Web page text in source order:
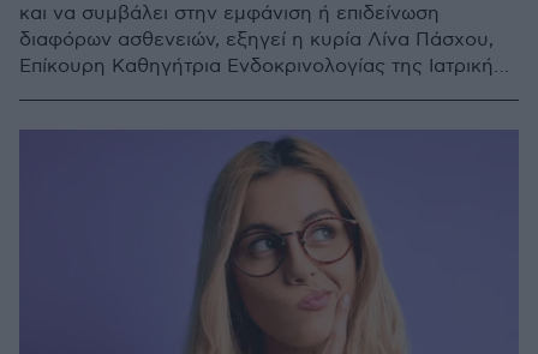
και να συμβάλει στην εμφάνιση ή επιδείνωση
διαφόρων ασθενειών, εξηγεί η κυρία Λίνα Πάσχου,
Επίκουρη Καθηγήτρια Ενδοκρινολογίας της Ιατρικής